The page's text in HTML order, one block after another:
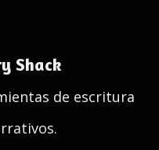
Shack
de escritura